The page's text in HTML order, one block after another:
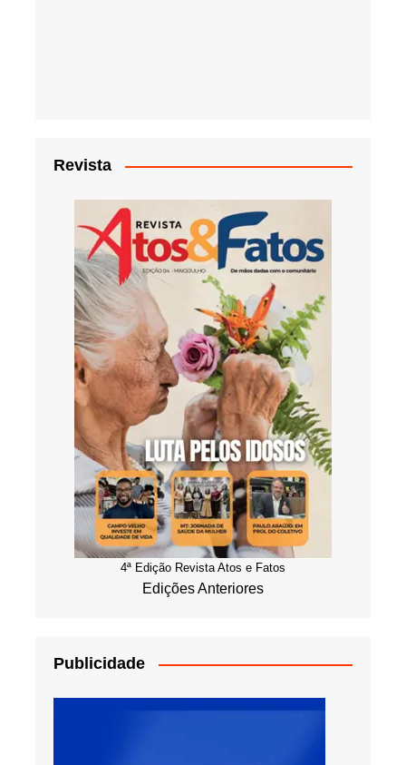
Revista
4ª Edição Revista Atos e Fatos
Edições Anteriores
Publicidade